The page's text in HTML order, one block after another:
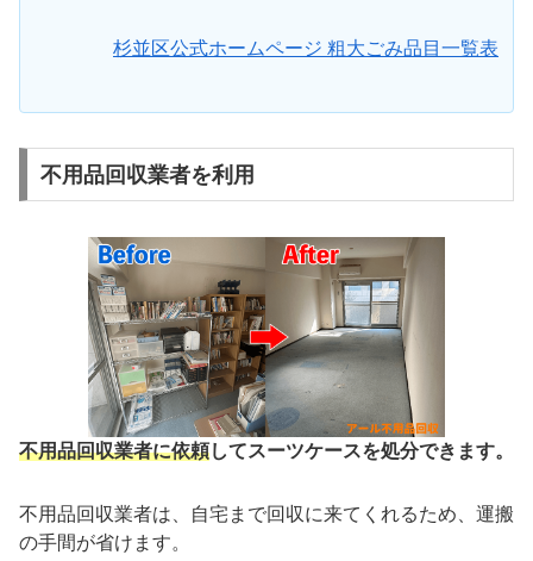
杉並区公式ホームページ 粗大ごみ品目一覧表
不用品回収業者を利用
不用品回収業者に依頼してスーツケースを処分できます。
不用品回収業者は、自宅まで回収に来てくれるため、運搬
の手間が省けます。